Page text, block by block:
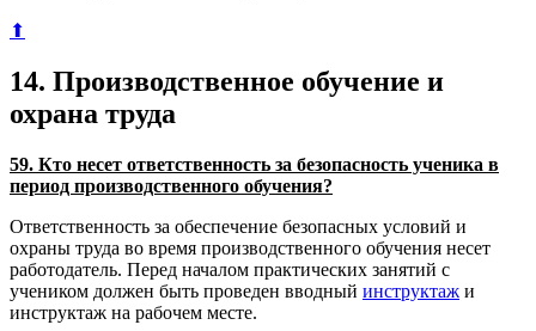
⬆
14. Производственное обучение и
охрана труда
59. Кто несет ответственность за безопасность ученика в
период производственного обучения?
Ответственность за обеспечение безопасных условий и
охраны труда во время производственного обучения несет
работодатель. Перед началом практических занятий с
учеником должен быть проведен вводный инструктаж и
инструктаж на рабочем месте.